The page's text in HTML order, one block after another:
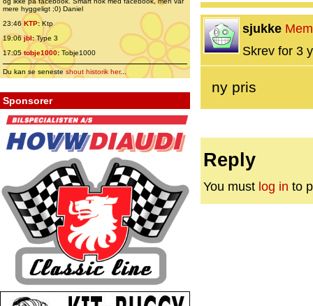
mere hyggeligt ;0) Daniel
23:46 KTP:Ktp
19:06jbl:Type 3
17:05tobje1000: Tobje1000
Du kan se senesteshout historik her...
Sponsorer
sjukke
Skrev for 3
ny pris
Reply
You must log in to